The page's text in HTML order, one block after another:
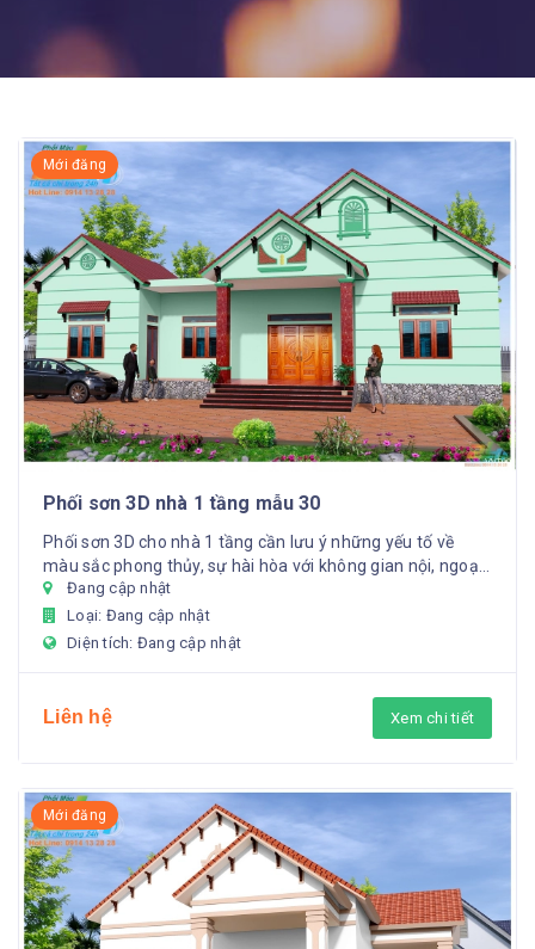
Mới đăng
Phối sơn 3D nhà 1 tầng mẫu 30
Phối sơn 3D cho nhà 1 tầng cần lưu ý những yếu tố về
màu sắc phong thủy, sự hài hòa với không gian nội, ngoại
thất và...
Đang cập nhật
Loại: Đang cập nhật
Diện tích: Đang cập nhật
Liên hệ Xem chi tiết
Mới đăng